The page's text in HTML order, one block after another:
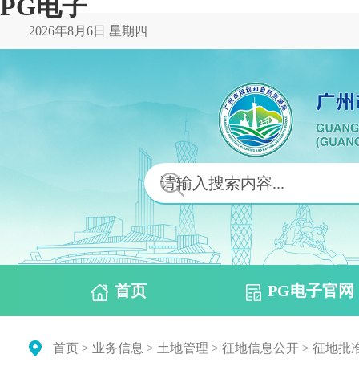
PG电子
2026年8月6日 星期四
首页 PG电子官网
首页 > 业务信息 > 土地管理 > 征地信息公开 > 征地批